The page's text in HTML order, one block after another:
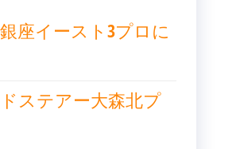
座イースト3プロに
ステアー大森北プ